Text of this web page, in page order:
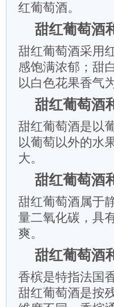
红葡萄酒。
甜红葡萄酒
甜红葡萄酒采用
感饱满浓郁；甜
以白色花果香气
甜红葡萄酒
甜红葡萄酒是以
以葡萄以外的水
大。
甜红葡萄酒
甜红葡萄酒属于
量二氧化碳，具
爽。
甜红葡萄酒
香槟是特指法国
甜红葡萄酒是按